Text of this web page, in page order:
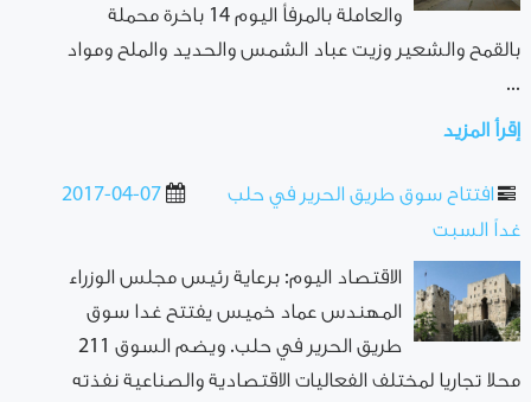
والعاملة بالمرفأ اليوم 14 باخرة محملة
بالقمح والشعير وزيت عباد الشمس والحديد والملح ومواد
...
إقرأ المزيد
2017-04-07
افتتاح سوق طريق الحرير في حلب
غداً السبت
الاقتصاد اليوم: برعاية رئيس مجلس الوزراء
المهندس عماد خميس يفتتح غدا سوق
طريق الحرير في حلب. ويضم السوق 211
محلا تجاريا لمختلف الفعاليات الاقتصادية والصناعية نفذته